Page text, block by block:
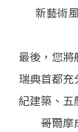
新藝術
最後，您
瑞典首都
紀建築、五
哥爾摩